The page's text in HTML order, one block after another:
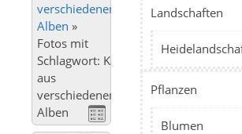
verschiedenen
Alben »
Fotos mit
Schlagwort: Karnevalszug
aus
verschiedenen
Alben
Landschaften
Pflanzen
Blumen